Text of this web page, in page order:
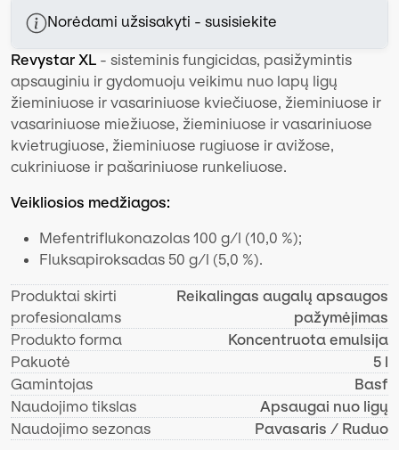
Norėdami užsisakyti - susisiekite
Revystar XL - sisteminis fungicidas, pasižymintis
apsauginiu ir gydomuoju veikimu nuo lapų ligų
žieminiuose ir vasariniuose kviečiuose, žieminiuose ir
vasariniuose miežiuose, žieminiuose ir vasariniuose
kvietrugiuose, žieminiuose rugiuose ir avižose,
cukriniuose ir pašariniuose runkeliuose.
Veikliosios medžiagos:
Mefentriflukonazolas 100 g/l (10,0 %);
Fluksapiroksadas 50 g/l (5,0 %).
Produktai skirti
profesionalams
Reikalingas augalų apsaugos
pažymėjimas
Produkto forma
Koncentruota emulsija
Pakuotė
5 l
Gamintojas
Basf
Naudojimo tikslas
Apsaugai nuo ligų
Naudojimo sezonas
Pavasaris / Ruduo